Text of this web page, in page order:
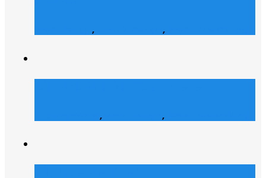
, ,
, ,